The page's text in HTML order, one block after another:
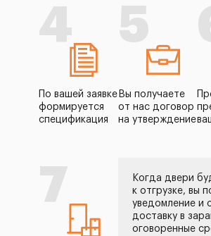
4
По вашей заявке
формируется
спецификация
5
Вы получаете
от нас договор
на утверждение
7
Когда двери
к отгрузке, вы
уведомление и
доставку в
оговоренные